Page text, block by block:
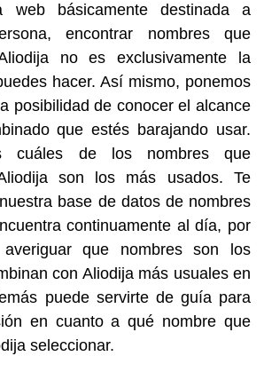
web básicamente destinada a
encontrar nombres que
no es exclusivamente la
hacer. Así mismo, ponemos
posibilidad de conocer el alcance
que estés barajando usar.
cuáles de los nombres que
son los más usados. Te
base de datos de nombres
continuamente al día, por
que nombres son los
con Aliodija más usuales en
puede servirte de guía para
en cuanto a qué nombre que
seleccionar.